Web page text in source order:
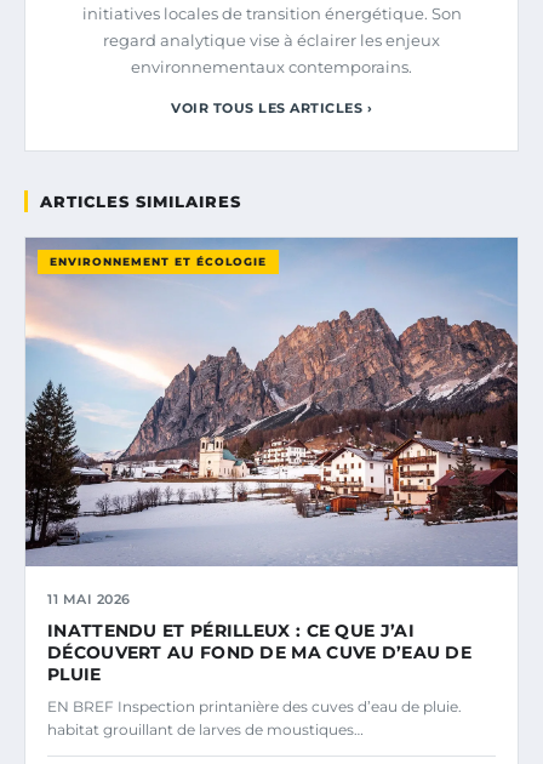
initiatives locales de transition énergétique. Son
regard analytique vise à éclairer les enjeux
environnementaux contemporains.
VOIR TOUS LES ARTICLES ›
ARTICLES SIMILAIRES
ENVIRONNEMENT ET ÉCOLOGIE
11 MAI 2026
INATTENDU ET PÉRILLEUX : CE QUE J’AI
DÉCOUVERT AU FOND DE MA CUVE D’EAU DE
PLUIE
EN BREF Inspection printanière des cuves d’eau de pluie.
habitat grouillant de larves de moustiques…